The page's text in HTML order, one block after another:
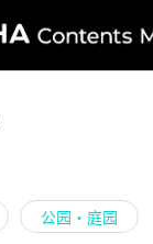
公园・庭园